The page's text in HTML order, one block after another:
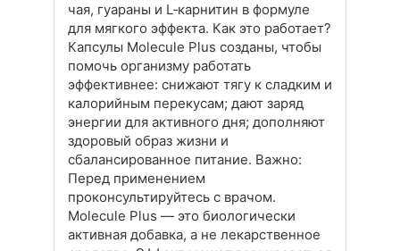
чая, гуараны и L‑карнитин в формуле
для мягкого эффекта. Как это работает?
Капсулы Molecule Plus созданы, чтобы
помочь организму работать
эффективнее: снижают тягу к сладким и
калорийным перекусам; дают заряд
энергии для активного дня; дополняют
здоровый образ жизни и
сбалансированное питание. Важно:
Перед применением
проконсультируйтесь с врачом.
Molecule Plus — это биологически
активная добавка, а не лекарственное